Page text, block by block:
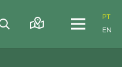
PT
EN